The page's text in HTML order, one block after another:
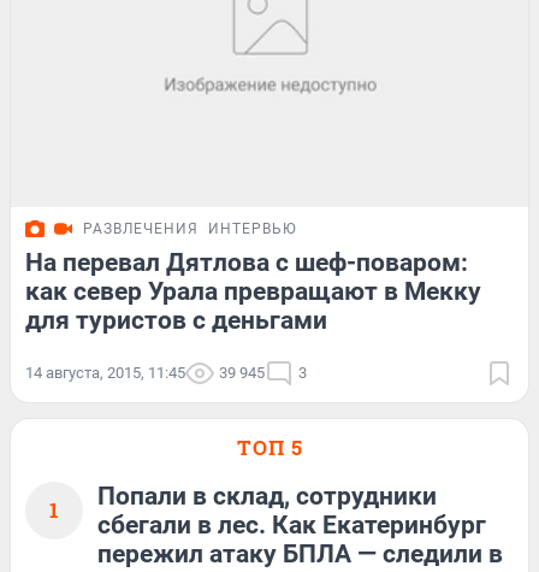
РАЗВЛЕЧЕНИЯ ИНТЕРВЬЮ
На перевал Дятлова с шеф-поваром:
как север Урала превращают в Мекку
для туристов с деньгами
14 августа, 2015, 11:45 39 945 3
ТОП 5
1
Попали в склад, сотрудники
сбегали в лес. Как Екатеринбург
пережил атаку БПЛА — следили в